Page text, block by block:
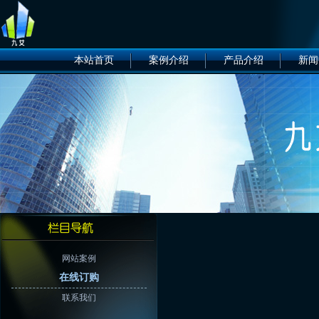
本站首页 案例介绍 产品介绍 新
网站案例
在线订购
联系我们